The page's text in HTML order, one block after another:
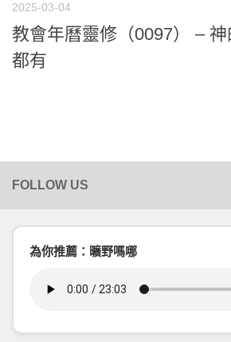
2025-03-04
教會年曆靈修（0097） –
都有
為你推薦：曠野嗎哪